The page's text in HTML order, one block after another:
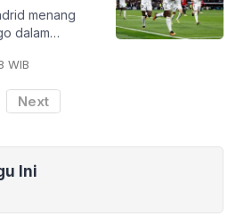
menang
dalam
gol
WIB
Next
Ini